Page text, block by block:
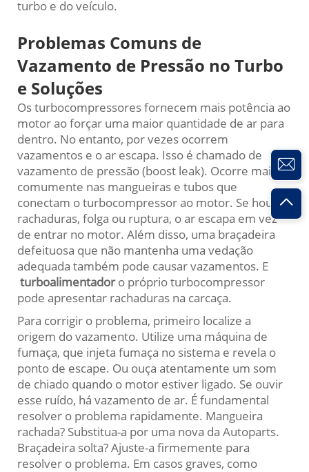
turbo e do veículo.
Problemas Comuns de
Vazamento de Pressão no Turbo
e Soluções
Os turbocompressores fornecem mais potência ao
motor ao forçar uma maior quantidade de ar para
dentro. No entanto, por vezes ocorrem
vazamentos e o ar escapa. Isso é chamado de
vazamento de pressão (boost leak). Ocorre mais
comumente nas mangueiras e tubos que
conectam o turbocompressor ao motor. Se houver
rachaduras, folga ou ruptura, o ar escapa em vez
de entrar no motor. Além disso, uma braçadeira
defeituosa que não mantenha uma vedação
adequada também pode causar vazamentos. E
turboalimentadoro próprio turbocompressor
pode apresentar rachaduras na carcaça.
Para corrigir o problema, primeiro localize a
origem do vazamento. Utilize uma máquina de
fumaça, que injeta fumaça no sistema e revela o
ponto de escape. Ou ouça atentamente um som
de chiado quando o motor estiver ligado. Se ouvir
esse ruído, há vazamento de ar. É fundamental
resolver o problema rapidamente. Mangueira
rachada? Substitua-a por uma nova da Autoparts.
Braçadeira solta? Ajuste-a firmemente para
resolver o problema. Em casos graves, como